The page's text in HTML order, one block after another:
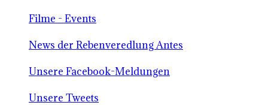
Filme - Events
News der Rebenveredlung Antes
Unsere Facebook-Meldungen
Unsere Tweets